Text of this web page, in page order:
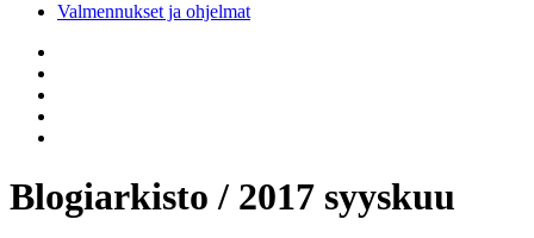
Valmennukset ja ohjelmat
Blogiarkisto / 2017 syyskuu